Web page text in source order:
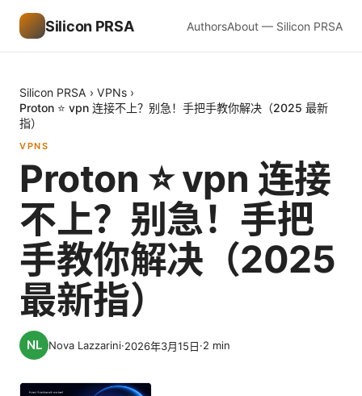
Silicon PRSA AuthorsAbout — Silicon PRSA
Silicon PRSA › VPNs ›
Proton ⭐ vpn 连接不上？别急！手把手教你解决（2025 最新
指）
VPNS
Proton ⭐ vpn 连接
不上？别急！手把
手教你解决（2025
最新指）
Nova Lazzarini·2026年3月15日·2 min